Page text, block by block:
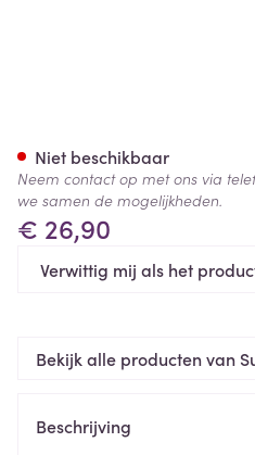
€ 26,90
Verwittig mij als het
Niet beschikbaar
Neem contact op met ons via
we samen de mogelijkheden.
Bekijk alle producten van
Beschrijving